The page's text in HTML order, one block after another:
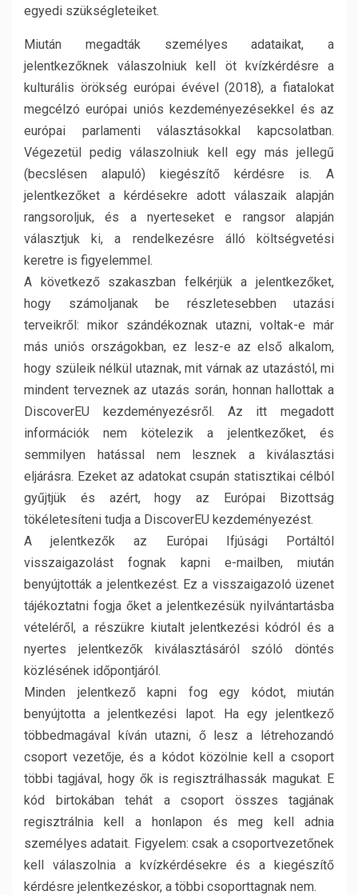
egyedi szükségleteiket.
Miután megadták személyes adataikat, a
jelentkezőknek válaszolniuk kell öt kvízkérdésre a
kulturális örökség európai évével (2018), a fiatalokat
megcélzó európai uniós kezdeményezésekkel és az
európai parlamenti választásokkal kapcsolatban.
Végezetül pedig válaszolniuk kell egy más jellegű
(becslésen alapuló) kiegészítő kérdésre is. A
jelentkezőket a kérdésekre adott válaszaik alapján
rangsoroljuk, és a nyerteseket e rangsor alapján
választjuk ki, a rendelkezésre álló költségvetési
keretre is figyelemmel.
A következő szakaszban felkérjük a jelentkezőket,
hogy számoljanak be részletesebben utazási
terveikről: mikor szándékoznak utazni, voltak-e már
más uniós országokban, ez lesz-e az első alkalom,
hogy szüleik nélkül utaznak, mit várnak az utazástól, mi
mindent terveznek az utazás során, honnan hallottak a
DiscoverEU kezdeményezésről. Az itt megadott
információk nem kötelezik a jelentkezőket, és
semmilyen hatással nem lesznek a kiválasztási
eljárásra. Ezeket az adatokat csupán statisztikai célból
gyűjtjük és azért, hogy az Európai Bizottság
tökéletesíteni tudja a DiscoverEU kezdeményezést.
A jelentkezők az Európai Ifjúsági Portáltól
visszaigazolást fognak kapni e-mailben, miután
benyújtották a jelentkezést. Ez a visszaigazoló üzenet
tájékoztatni fogja őket a jelentkezésük nyilvántartásba
vételéről, a részükre kiutalt jelentkezési kódról és a
nyertes jelentkezők kiválasztásáról szóló döntés
közlésének időpontjáról.
Minden jelentkező kapni fog egy kódot, miután
benyújtotta a jelentkezési lapot. Ha egy jelentkező
többedmagával kíván utazni, ő lesz a létrehozandó
csoport vezetője, és a kódot közölnie kell a csoport
többi tagjával, hogy ők is regisztrálhassák magukat. E
kód birtokában tehát a csoport összes tagjának
regisztrálnia kell a honlapon és meg kell adnia
személyes adatait. Figyelem: csak a csoportvezetőnek
kell válaszolnia a kvízkérdésekre és a kiegészítő
kérdésre jelentkezéskor, a többi csoporttagnak nem.